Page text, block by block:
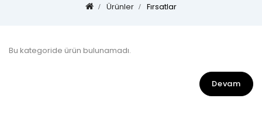
Ürünler Fırsatlar
Bu kategoride ürün bulunamadı.
Devam